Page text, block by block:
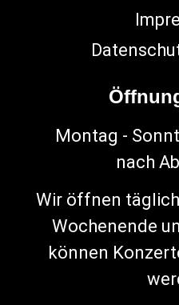
Montag -
nach
Wir öffnen
Wochenende
können